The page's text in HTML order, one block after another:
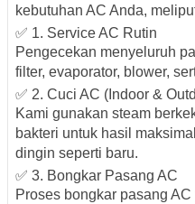
kebutuhan AC Anda,
✅ 1. Service AC Rutin
Pengecekan menyeluruh
filter, evaporator, blower,
✅ 2. Cuci AC (Indoor &
Kami gunakan steam
bakteri untuk hasil
dingin seperti baru.
✅ 3. Bongkar Pasang AC
Proses bongkar pasang